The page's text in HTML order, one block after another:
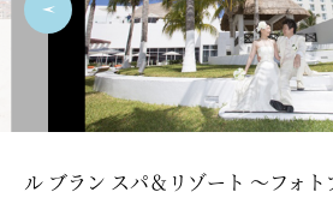
タヒチ モルディブ ニューカ
バリ島
イタリア ギリシャ
フランス
スペイン プーケット
ル ブラン スパ＆リゾート ～フォト